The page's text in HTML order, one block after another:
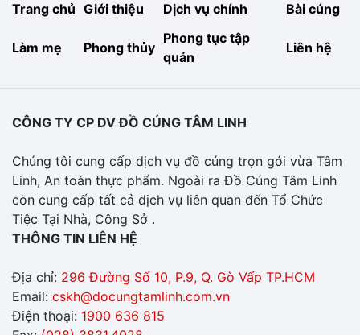
Trang chủ Giới thiệu Dịch vụ chính Bài cúng
Làm mẹ Phong thủy
Phong tục tập
quán
Liên hệ
CÔNG TY CP DV ĐỒ CÚNG TÂM LINH
Chúng tôi cung cấp dịch vụ đồ cúng trọn gói vừa Tâm
Linh, An toàn thực phẩm. Ngoài ra Đồ Cúng Tâm Linh
còn cung cấp tất cả dịch vụ liên quan đến Tổ Chức
Tiệc Tại Nhà, Công Sở .
THÔNG TIN LIÊN HỆ
Địa chỉ: 296 Đường Số 10, P.9, Q. Gò Vấp TP.HCM
Email: cskh@docungtamlinh.com.vn
Điện thoại: 1900 636 815